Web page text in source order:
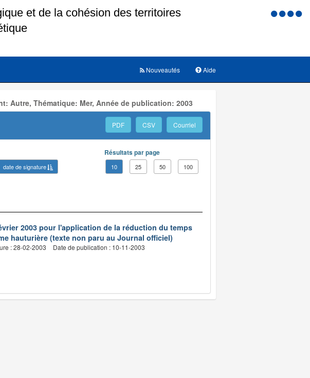
Menu
Aide
Nouveautés
Autre, Thématique: Mer, Année de publication: 2003
PDF CSV Courriel
date de signature
Résultats par page
10 25 50 100
2003 pour l'application de la réduction du temps
hauturière (texte non paru au Journal officiel)
: 28-02-2003 Date de publication : 10-11-2003